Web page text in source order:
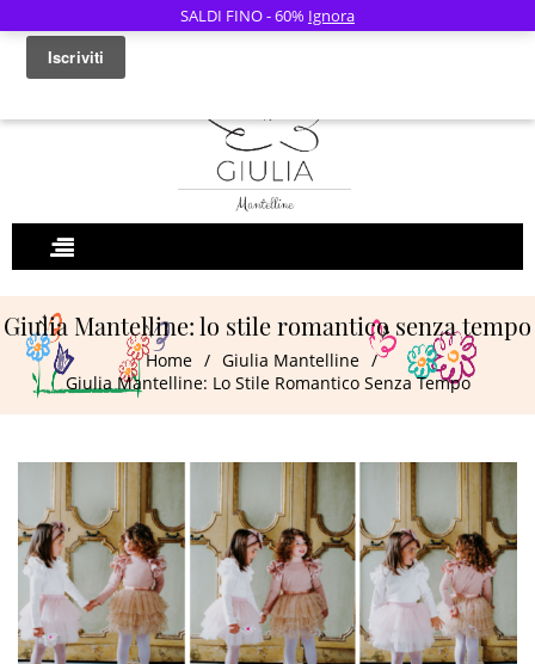
Giulia Mantelline: lo stile romantico senza tempo
Home / Giulia Mantelline /
Giulia Mantelline: Lo Stile Romantico Senza Tempo
SALDI FINO - 60% Ignora